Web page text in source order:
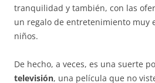
tranquilidad y también, con las
un regalo de entretenimiento muy
niños.
De hecho, a veces, es una suerte
televisión, una película que no